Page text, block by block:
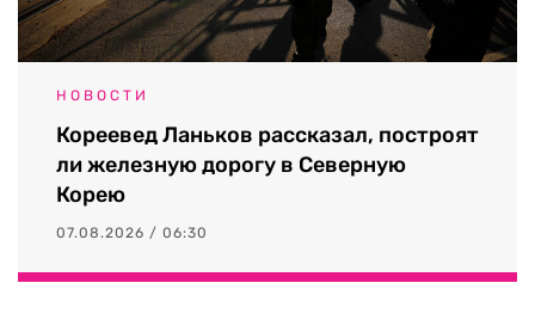
НОВОСТИ
Кореевед Ланьков рассказал, построят
ли железную дорогу в Северную
Корею
07.08.2026 / 06:30